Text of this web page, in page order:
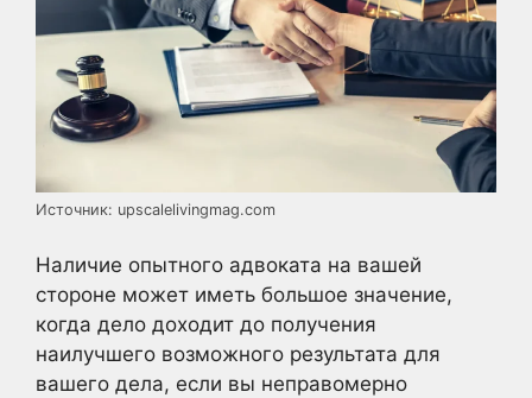
Источник: upscalelivingmag.com
Наличие опытного адвоката на вашей
стороне может иметь большое значение,
когда дело доходит до получения
наилучшего возможного результата для
вашего дела, если вы неправомерно